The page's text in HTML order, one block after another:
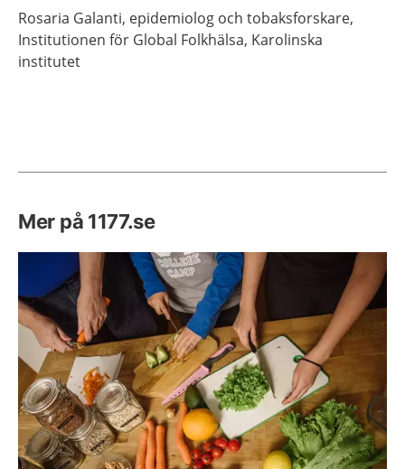
Rosaria Galanti, epidemiolog och tobaksforskare,
Institutionen för Global Folkhälsa, Karolinska
institutet
Mer på 1177.se